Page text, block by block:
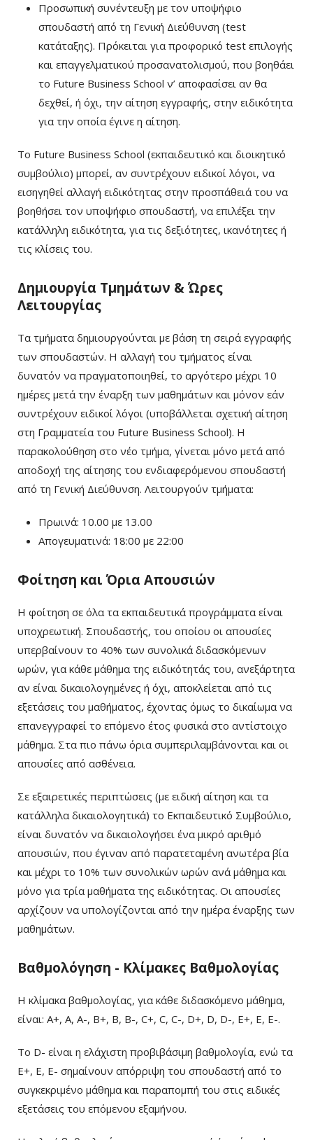
Προσωπική συνέντευξη με τον υποψήφιο
σπουδαστή από τη Γενική Διεύθυνση (test
κατάταξης). Πρόκειται για προφορικό test επιλογής
και επαγγελματικού προσανατολισμού, που βοηθάει
το Future Business School ν’ αποφασίσει αν θα
δεχθεί, ή όχι, την αίτηση εγγραφής, στην ειδικότητα
για την οποία έγινε η αίτηση.
Το Future Business School (εκπαιδευτικό και διοικητικό
συμβούλιο) μπορεί, αν συντρέχουν ειδικοί λόγοι, να
εισηγηθεί αλλαγή ειδικότητας στην προσπάθειά του να
βοηθήσει τον υποψήφιο σπουδαστή, να επιλέξει την
κατάλληλη ειδικότητα, για τις δεξιότητες, ικανότητες ή
τις κλίσεις του.
Δημιουργία Τμημάτων & Ώρες
Λειτουργίας
Τα τμήματα δημιουργούνται με βάση τη σειρά εγγραφής
των σπουδαστών. Η αλλαγή του τμήματος είναι
δυνατόν να πραγματοποιηθεί, το αργότερο μέχρι 10
ημέρες μετά την έναρξη των μαθημάτων και μόνον εάν
συντρέχουν ειδικοί λόγοι (υποβάλλεται σχετική αίτηση
στη Γραμματεία του Future Business School). Η
παρακολούθηση στο νέο τμήμα, γίνεται μόνο μετά από
αποδοχή της αίτησης του ενδιαφερόμενου σπουδαστή
από τη Γενική Διεύθυνση. Λειτουργούν τμήματα:
Πρωινά: 10.00 με 13.00
Απογευματινά: 18:00 με 22:00
Φοίτηση και Όρια Απουσιών
Η φοίτηση σε όλα τα εκπαιδευτικά προγράμματα είναι
υποχρεωτική. Σπουδαστής, του οποίου οι απουσίες
υπερβαίνουν το 40% των συνολικά διδασκόμενων
ωρών, για κάθε μάθημα της ειδικότητάς του, ανεξάρτητα
αν είναι δικαιολογημένες ή όχι, αποκλείεται από τις
εξετάσεις του μαθήματος, έχοντας όμως το δικαίωμα να
επανεγγραφεί το επόμενο έτος φυσικά στο αντίστοιχο
μάθημα. Στα πιο πάνω όρια συμπεριλαμβάνονται και οι
απουσίες από ασθένεια.
Σε εξαιρετικές περιπτώσεις (με ειδική αίτηση και τα
κατάλληλα δικαιολογητικά) το Εκπαιδευτικό Συμβούλιο,
είναι δυνατόν να δικαιολογήσει ένα μικρό αριθμό
απουσιών, που έγιναν από παρατεταμένη ανωτέρα βία
και μέχρι το 10% των συνολικών ωρών ανά μάθημα και
μόνο για τρία μαθήματα της ειδικότητας. Οι απουσίες
αρχίζουν να υπολογίζονται από την ημέρα έναρξης των
μαθημάτων.
Βαθμολόγηση - Κλίμακες Βαθμολογίας
Η κλίμακα βαθμολογίας, για κάθε διδασκόμενο μάθημα,
είναι: A+, Α, Α-, Β+, B, Β-, C+, C, C-, D+, D, D-, E+, E, E-.
Το D- είναι η ελάχιστη προβιβάσιμη βαθμολογία, ενώ τα
Ε+, Ε, Ε- σημαίνουν απόρριψη του σπουδαστή από το
συγκεκριμένο μάθημα και παραπομπή του στις ειδικές
εξετάσεις του επόμενου εξαμήνου.